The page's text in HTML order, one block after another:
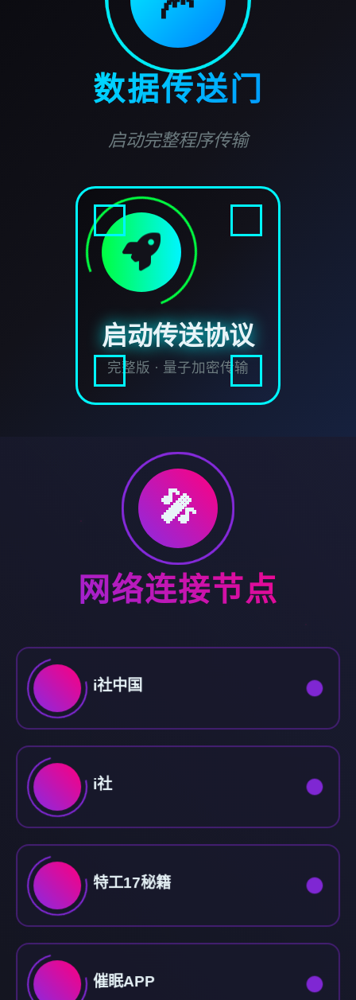
数据传送门
启动完整程序传输
启动传送协议
完整版 · 量子加密传输
🎤
网络连接节点
i社中国
i社
特工17秘籍
催眠APP